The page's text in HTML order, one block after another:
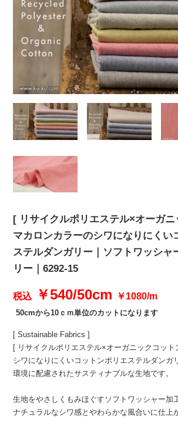
[ リサイクルポリエステル×オーガニ
マカロンカラーのシワになりにくい
ステルダンガリー｜ソフトワッシャ
リー｜6292-15
税込 ￥540/50cm ￥1080/m
50cmから10ｃｍ単位のカットになります
[ Sustainable Fabrics ]
[ リサイクルポリエステル×オーガニックコット
シワになりにくいコットンポリエステルダンガ
環境に配慮されたサスティナブルな生地です。
生地をやさしくもみほぐすソフトワッシャー加
ナチュラルなシワ感とやわらかな風合いに仕上